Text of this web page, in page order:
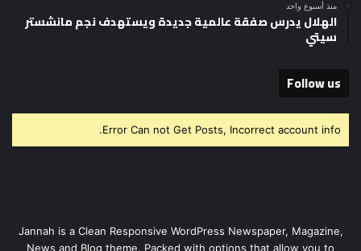
منذ أسبوع واحد
الهلال يدرس صفقة عالمية جديدة ويستهدف نجم مانشستر
سيتي
Follow us
Error Can not Get Posts, Incorrect account info.
Jannah is a Clean Responsive WordPress Newspaper, Magazine,
News and Blog theme. Packed with options that allow you to